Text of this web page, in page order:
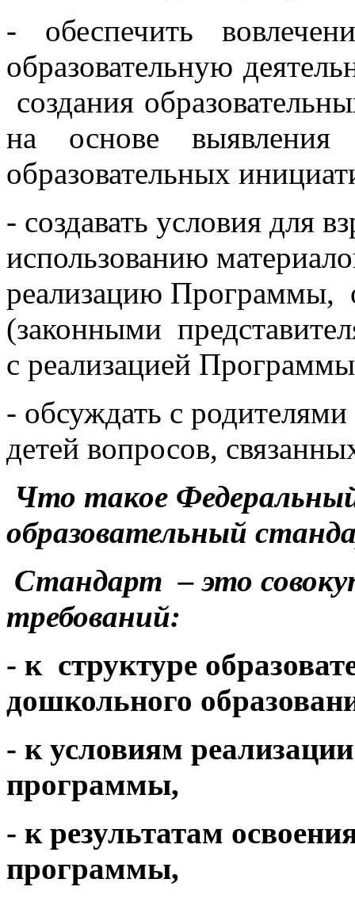
- обеспечить
образовательную
создания
на основе выявления
образовательных
- создавать условия для
использованию
реализацию Программы,
(законными
с реализацией
- обсуждать с
детей вопросов,
Что такое
образовательный
Стандарт – это
требований:
- к структуре
дошкольного
- к условиям
программы,
- к результатам
программы,